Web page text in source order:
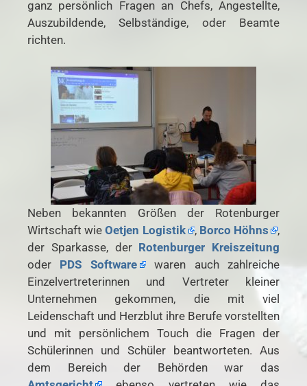
ganz persönlich Fragen an Chefs, Angestellte,
Auszubildende, Selbständige, oder Beamte
richten.
Neben bekannten Größen der Rotenburger
Wirtschaft wieOetjen Logistik , Borco Höhns
,
der Sparkasse, der Rotenburger Kreiszeitung
oder PDS Software
waren auch zahlreiche
Einzelvertreterinnen und Vertreter kleiner
Unternehmen gekommen, die mit viel
Leidenschaft und Herzblut ihre Berufe vorstellten
und mit persönlichem Touch die Fragen der
Schülerinnen und Schüler beantworteten. Aus
dem Bereich der Behörden war das